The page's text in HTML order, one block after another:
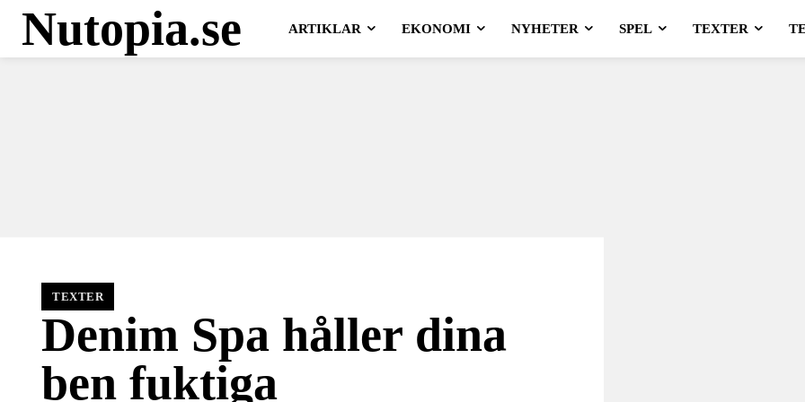
Nutopia.se ARTIKLAR EKONOMI NYHETER SPEL TEXTER
TEXTER
Denim Spa håller dina
ben fuktiga